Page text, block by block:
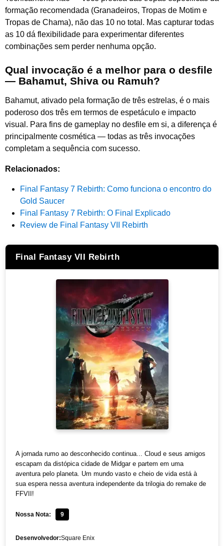
formação recomendada (Granadeiros, Tropas de Motim e
Tropas de Chama), não das 10 no total. Mas capturar todas
as 10 dá flexibilidade para experimentar diferentes
combinações sem perder nenhuma opção.
Qual invocação é a melhor para o desfile
— Bahamut, Shiva ou Ramuh?
Bahamut, ativado pela formação de três estrelas, é o mais
poderoso dos três em termos de espetáculo e impacto
visual. Para fins de gameplay no desfile em si, a diferença é
principalmente cosmética — todas as três invocações
completam a sequência com sucesso.
Relacionados:
Final Fantasy 7 Rebirth: Como funciona o encontro do
Gold Saucer
Final Fantasy 7 Rebirth: O Final Explicado
Review de Final Fantasy VII Rebirth
Final Fantasy VII Rebirth
A jornada rumo ao desconhecido continua... Cloud e seus amigos
escapam da distópica cidade de Midgar e partem em uma
aventura pelo planeta. Um mundo vasto e cheio de vida está à
sua espera nessa aventura independente da trilogia do remake de
FFVII!
Nossa Nota: 9
Desenvolvedor:Square Enix